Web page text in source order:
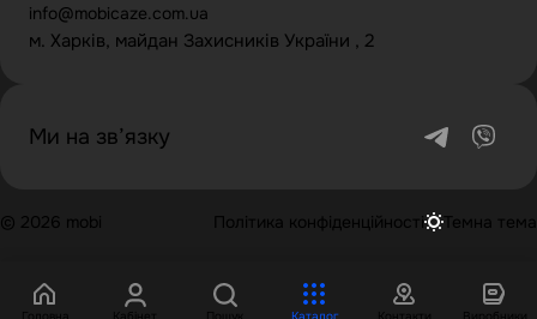
info@mobicaze.com.ua
м. Харків, майдан Захисників України , 2
Ми на зв’язку
© 2026 mobi Політика конфіденційності Темна тема